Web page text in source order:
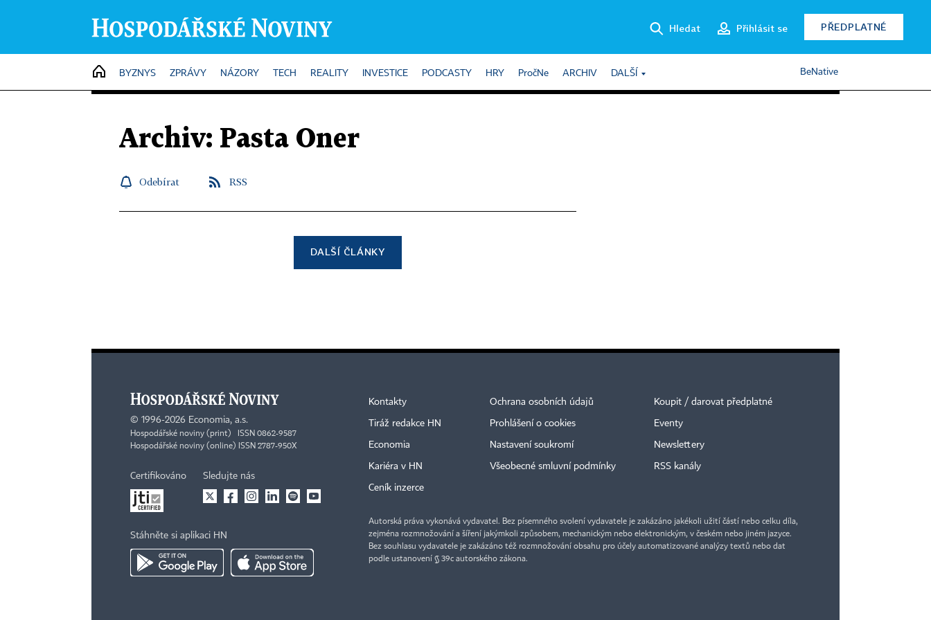
Hledat Přihlásit se PŘEDPLATNÉ
HOME
BYZNYS ZPRÁVY NÁZORY TECH REALITY INVESTICE PODCASTY HRY PročNe ARCHIV DALŠÍ BeNative
Archiv: Pasta Oner
Odebírat RSS
DALŠÍ ČLÁNKY
© 1996-2026 Economia, a.s.
Hospodářské noviny (print) ISSN 0862-9587
Hospodářské noviny (online) ISSN 2787-950X
Certifikováno Sledujte nás
Stáhněte si aplikaci HN
Kontakty
Tiráž redakce HN
Economia
Kariéra v HN
Ceník inzerce
Ochrana osobních údajů
Prohlášení o cookies
Nastavení soukromí
Všeobecné smluvní podmínky
Koupit / darovat předplatné
Eventy
Newslettery
RSS kanály
Autorská práva vykonává vydavatel. Bez písemného svolení vydavatele je zakázáno jakékoli užití částí nebo celku díla,
zejména rozmnožování a šíření jakýmkoli způsobem, mechanickým nebo elektronickým, v českém nebo jiném jazyce.
Bez souhlasu vydavatele je zakázáno též rozmnožování obsahu pro účely automatizované analýzy textů nebo dat
podle ustanovení § 39c autorského zákona.